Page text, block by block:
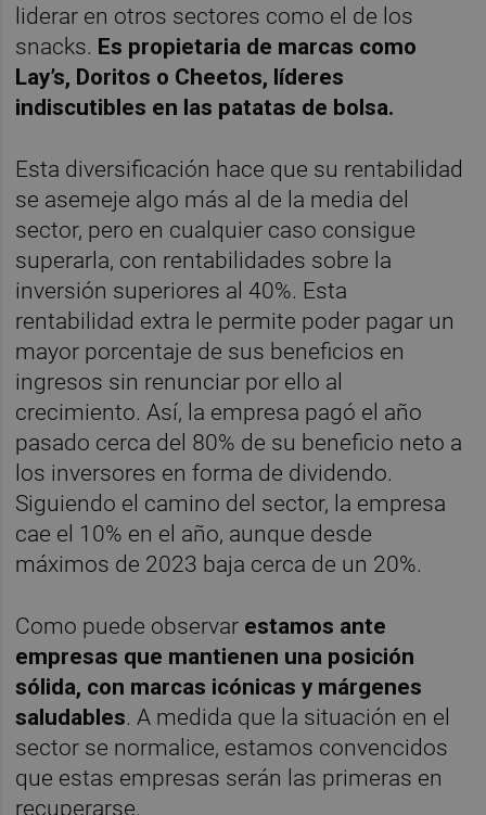
liderar en otros sectores como el de los
snacks. Es propietaria de marcas como
Lay’s, Doritos o Cheetos, líderes
indiscutibles en las patatas de bolsa.
Esta diversificación hace que su rentabilidad
se asemeje algo más al de la media del
sector, pero en cualquier caso consigue
superarla, con rentabilidades sobre la
inversión superiores al 40%. Esta
rentabilidad extra le permite poder pagar un
mayor porcentaje de sus beneficios en
ingresos sin renunciar por ello al
crecimiento. Así, la empresa pagó el año
pasado cerca del 80% de su beneficio neto a
los inversores en forma de dividendo.
Siguiendo el camino del sector, la empresa
cae el 10% en el año, aunque desde
máximos de 2023 baja cerca de un 20%.
Como puede observar estamos ante
empresas que mantienen una posición
sólida, con marcas icónicas y márgenes
saludables. A medida que la situación en el
sector se normalice, estamos convencidos
que estas empresas serán las primeras en
recuperarse.